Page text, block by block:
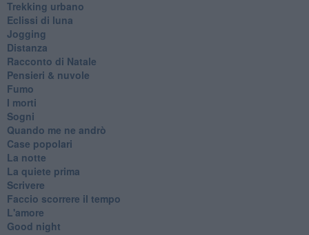
Trekking urbano
Eclissi di luna
Jogging
Distanza
Racconto di Natale
Pensieri & nuvole
Fumo
I morti
Sogni
Quando me ne andrò
Case popolari
La notte
La quiete prima
Scrivere
Faccio scorrere il tempo
L'amore
Good night